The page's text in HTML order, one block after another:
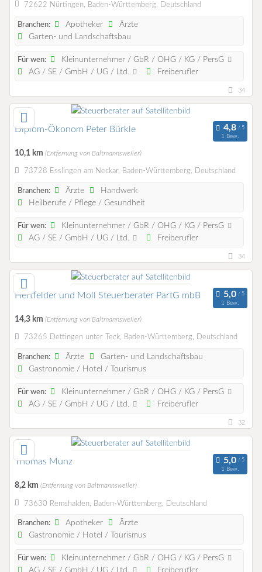
72622 Nürtingen, Baden-Württemberg, Deutschland
Branchen: Apotheker
Ärzte
Garten- und Landschaftsbau
Für wen:
Kleinunternehmer / GbR / OHG / KG / PersG
AG / SE / GmbH / UG / Ltd.
Freiberufler
34
Diplom-Ökonom Peter Bürkle
1 Bew.
10,1 km (Entfernung von Baltmannsweiler)
73728 Esslingen am Neckar, Baden-Württemberg, Deutschland
Branchen: Ärzte
Handwerk
Heilberufe / Pflege / Gesundheit
Für wen:
Kleinunternehmer / GbR / OHG / KG / PersG
AG / SE / GmbH / UG / Ltd.
Freiberufler
34
Hertfelder und Moll Steuerberater PartG mbB
1 Bew.
14,3 km (Entfernung von Baltmannsweiler)
73265 Dettingen unter Teck, Baden-Württemberg, Deutschland
Branchen: Ärzte
Garten- und Landschaftsbau
Gastronomie / Hotel / Tourismus
Für wen:
Kleinunternehmer / GbR / OHG / KG / PersG
AG / SE / GmbH / UG / Ltd.
Freiberufler
32
Thomas Munz
1 Bew.
8,2 km (Entfernung von Baltmannsweiler)
73630 Remshalden, Baden-Württemberg, Deutschland
Branchen: Apotheker
Ärzte
Gastronomie / Hotel / Tourismus
Für wen:
Kleinunternehmer / GbR / OHG / KG / PersG